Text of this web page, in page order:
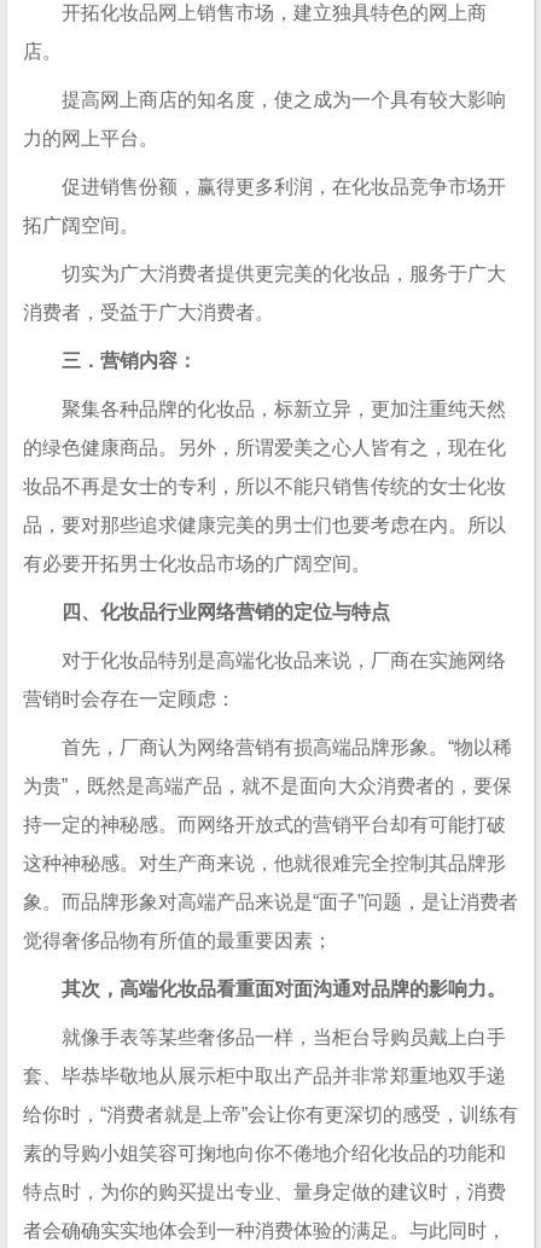
开拓化妆品网上销售市场，建立独具特色的网上商
店。
提高网上商店的知名度，使之成为一个具有较大影响
力的网上平台。
促进销售份额，赢得更多利润，在化妆品竞争市场开
拓广阔空间。
切实为广大消费者提供更完美的化妆品，服务于广大
消费者，受益于广大消费者。
三．营销内容：
聚集各种品牌的化妆品，标新立异，更加注重纯天然
的绿色健康商品。另外，所谓爱美之心人皆有之，现在化
妆品不再是女士的专利，所以不能只销售传统的女士化妆
品，要对那些追求健康完美的男士们也要考虑在内。所以
有必要开拓男士化妆品市场的广阔空间。
四、化妆品行业网络营销的定位与特点
对于化妆品特别是高端化妆品来说，厂商在实施网络
营销时会存在一定顾虑：
首先，厂商认为网络营销有损高端品牌形象。“物以稀
为贵”，既然是高端产品，就不是面向大众消费者的，要保
持一定的神秘感。而网络开放式的营销平台却有可能打破
这种神秘感。对生产商来说，他就很难完全控制其品牌形
象。而品牌形象对高端产品来说是“面子”问题，是让消费者
觉得奢侈品物有所值的最重要因素；
其次，高端化妆品看重面对面沟通对品牌的影响力。
就像手表等某些奢侈品一样，当柜台导购员戴上白手
套、毕恭毕敬地从展示柜中取出产品并非常郑重地双手递
给你时，“消费者就是上帝”会让你有更深切的感受，训练有
素的导购小姐笑容可掬地向你不倦地介绍化妆品的功能和
特点时，为你的购买提出专业、量身定做的建议时，消费
者会确确实实地体会到一种消费体验的满足。与此同时，